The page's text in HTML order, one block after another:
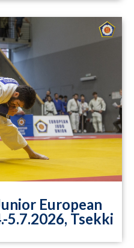
European
5.7.2026, Tsekki